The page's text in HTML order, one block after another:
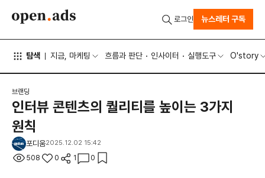
탐색 지금, 마케팅 흐름과 판단 인사이터 실행도구 O'story
로그인 뉴스레터 구독
브랜딩
인터뷰 콘텐츠의 퀄리티를 높이는 3가지
원칙
포디움2025.12.02 15:42
508 0 1 0